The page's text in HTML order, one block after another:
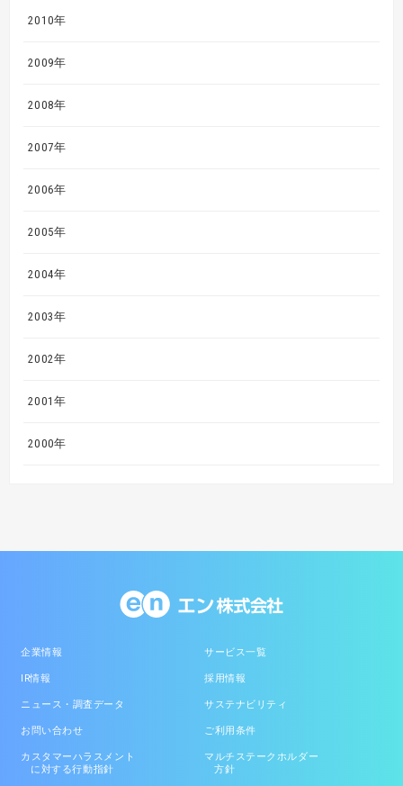
2010年
2009年
2008年
2007年
2006年
2005年
2004年
2003年
2002年
2001年
2000年
企業情報 サービス一覧
IR情報 採用情報
ニュース・調査データ サステナビリティ
お問い合わせ ご利用条件
カスタマーハラスメント
に対する行動指針
マルチステークホルダー
方針